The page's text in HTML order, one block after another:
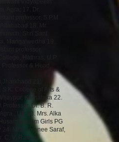
Vidyapeeth
Agra; 17. Dr.
professor, S.P.M
18. Mr.
Shri Sant
Mangalwedha 19.
professor,
Hathras, U.P.
& Head,
21.
College of Arts &
Karnataka 22.
Professor, Dr. B. R.
, UP 23. Mrs. Alka
Muslim Girls PG
Mrs. Anjanee Saraf,
C. V. Raman